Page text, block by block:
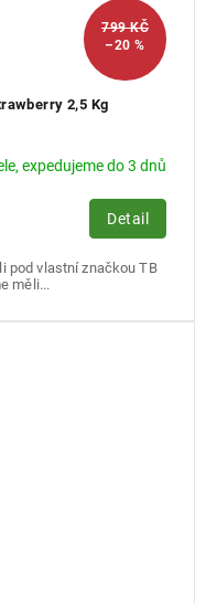
799 KČ
–20 %
2,5 Kg
expedujeme do 3 dnů
Detail
pod vlastní značkou TB
měli...